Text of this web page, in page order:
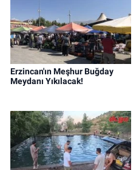
Erzincan'ın Meşhur Buğday
Meydanı Yıkılacak!